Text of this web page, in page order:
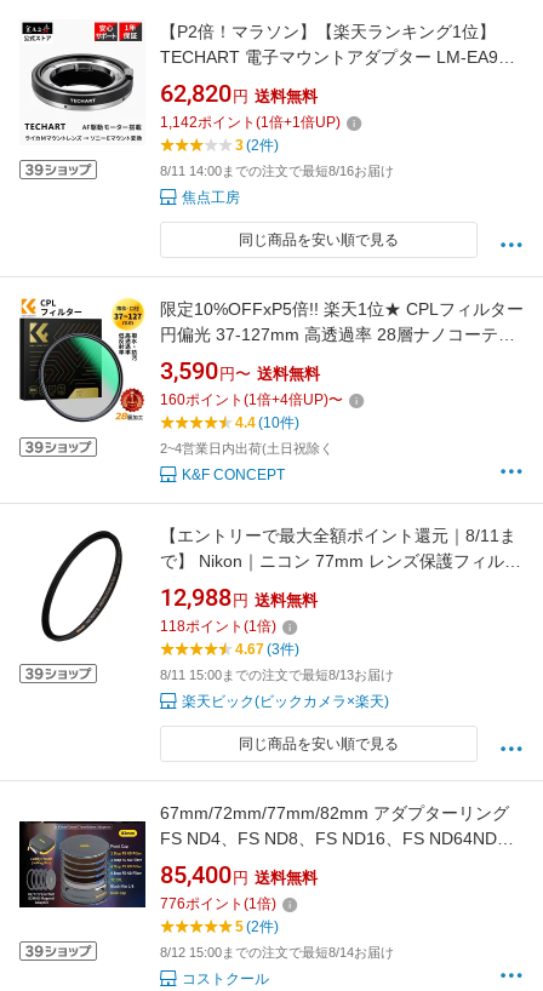
【P2倍！マラソン】【楽天ランキング1位】
TECHART 電子マウントアダプター LM-EA9
MarkII (ライカMマウントレンズ → ソニー Eマ
ウント変換) 国内正規品 メーカー保証1年 瞳AF
オートフォーカス コンパクト マウント変換リ
ング軽量 レンズアダプター 焦点工房
62,820 円 送料無料
1,142ポイント (1倍+1倍UP)
3(2件)
8/11 14:00までの注文で最短8/16お届け
焦点工房
同じ商品を安い順で見る
限定10%OFFxP5倍!! 楽天1位★ CPLフィルター
円偏光 37-127mm 高透過率 28層ナノコーティ
ング サーキュラー コントラスト 反射調整 レン
ズフィルター 撥水防塵 円偏光フィルター
37mm 40.5mm 43mm 46mm 49mm 52mm
55mm 58mm（NANO-Xシリーズ）
3,590 円〜 送料無料
160ポイント (1倍+4倍UP)〜
4.4(10件)
2~4営業日内出荷(土日祝除く
K&F CONCEPT
【エントリーで最大全額ポイント還元｜8/11ま
で】 Nikon｜ニコン 77mm レンズ保護フィルタ
ー「ARCREST（アルクレスト）」II
PROTECTION FILTER ARII-PF77
12,988 円 送料無料
118ポイント (1倍)
4.67(3件)
8/11 15:00までの注文で最短8/13お届け
楽天ビック(ビックカメラ×楽天)
同じ商品を安い順で見る
67mm/72mm/77mm/82mm アダプターリング
FS ND4、FS ND8、FS ND16、FS ND64NDフ
ィルター「FS ND」×4 + PLフィルター「True
Color CPL」＋ ブラックミスト1/8 フロント
キャップ x 2 リアキャップ 並行輸入品 nisi
85,400 円 送料無料
776ポイント (1倍)
5(2件)
8/12 15:00までの注文で最短8/14お届け
コストクール